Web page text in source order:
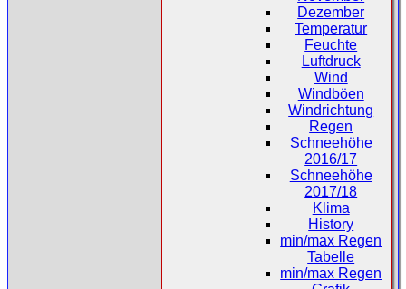
Dezember
Temperatur
Feuchte
Luftdruck
Wind
Windböen
Windrichtung
Regen
Schneehöhe
2016/17
Schneehöhe
2017/18
Klima
History
min/max Regen
Tabelle
min/max Regen